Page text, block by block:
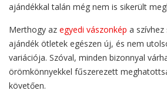
ajándékkal talán még nem is sikerült
Merthogy az egyedi vászonkép a
ajándék ötletek egészen új, és nem
variációja. Szóval, minden bizonnyal
örömkönnyekkel fűszerezett
követően.